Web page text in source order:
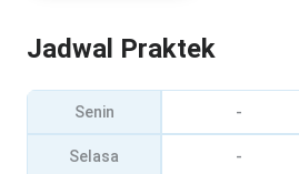
Jadwal Praktek
Senin -
Selasa -